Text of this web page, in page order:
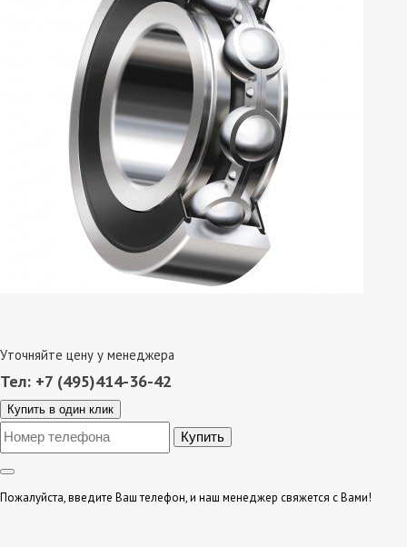
Уточняйте цену у менеджера
Тел: +7 (495)414-36-42
Купить в один клик
Пожалуйста, введите Ваш телефон, и наш менеджер свяжется с Вами!